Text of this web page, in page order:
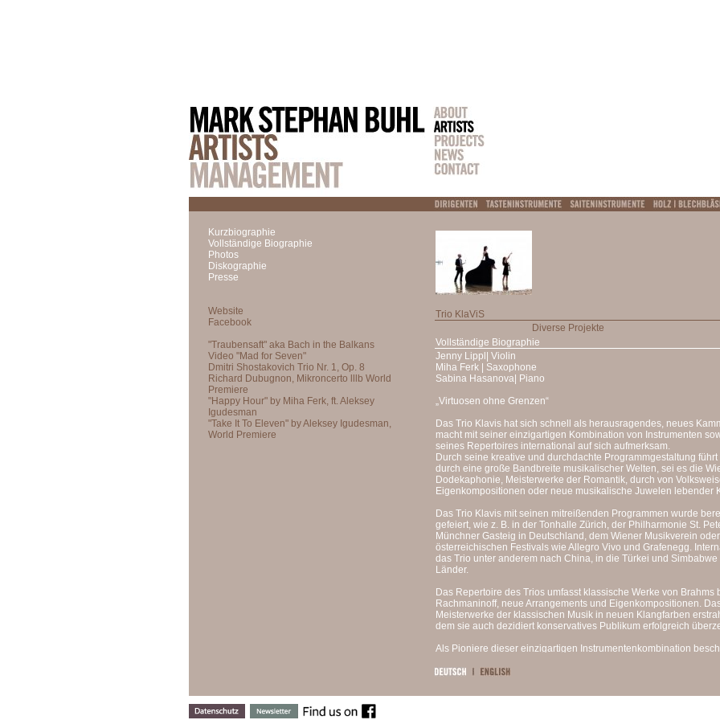
Kurzbiographie
Vollständige Biographie
Photos
Diskographie
Presse
Trio KlaViS
Diverse Projekte
Vollständige Biographie
Jenny Lippl| Violin
Miha Ferk | Saxophone
Sabina Hasanova| Piano
„Virtuosen ohne Grenzen“
Das Trio Klavis hat sich schnell als herausragendes, neues
macht mit seiner einzigartigen Kombination von Instrumenten
seines Repertoires international auf sich aufmerksam.
Durch seine kreative und durchdachte Programmgestaltung
durch eine große Bandbreite musikalischer Welten, sei es die
Dodekaphonie, Meisterwerke der Romantik, durch von
Eigenkompositionen oder neue musikalische Juwelen lebender
Das Trio Klavis mit seinen mitreißenden Programmen wurde
gefeiert, wie z. B. in der Tonhalle Zürich, der Philharmonie St.
Münchner Gasteig in Deutschland, dem Wiener Musikverein
österreichischen Festivals wie Allegro Vivo und Grafenegg.
das Trio unter anderem nach China, in die Türkei und
Länder.
Das Repertoire des Trios umfasst klassische Werke von Brahms
Rachmaninoff, neue Arrangements und Eigenkompositionen.
Meisterwerke der klassischen Musik in neuen Klangfarben
dem sie auch dezidiert konservatives Publikum erfolgreich
Als Pioniere dieser einzigartigen Instrumentenkombination
und deren Etablierung als wegweisende Formation moderner